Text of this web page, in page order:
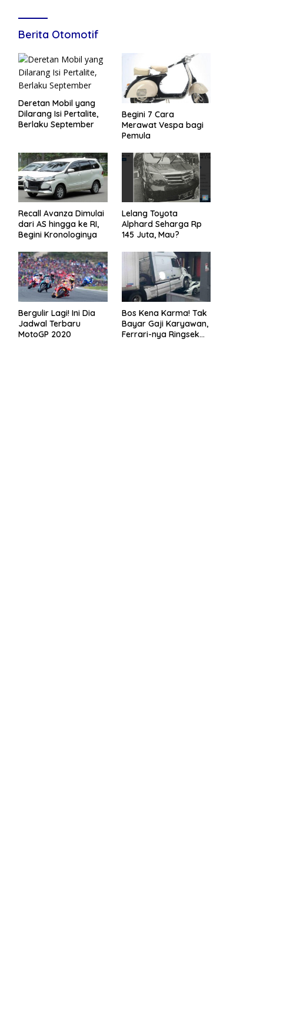
Berita Otomotif
Deretan Mobil yang
Dilarang Isi Pertalite,
Berlaku September
Begini 7 Cara
Merawat Vespa bagi
Pemula
Recall Avanza Dimulai
dari AS hingga ke RI,
Begini Kronologinya
Lelang Toyota
Alphard Seharga Rp
145 Juta, Mau?
Bergulir Lagi! Ini Dia
Jadwal Terbaru
MotoGP 2020
Bos Kena Karma! Tak
Bayar Gaji Karyawan,
Ferrari-nya Ringsek